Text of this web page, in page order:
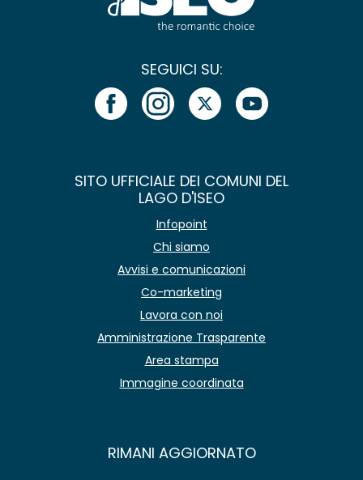
SEGUICI SU:
SITO UFFICIALE DEI COMUNI DEL
LAGO D'ISEO
Infopoint
Chi siamo
Avvisi e comunicazioni
Co-marketing
Lavora con noi
Amministrazione Trasparente
Area stampa
Immagine coordinata
RIMANI AGGIORNATO